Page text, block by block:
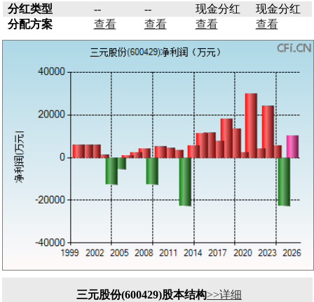
分红类型
-- -- 现金分红
现金分红
分配方案
查看 查看 查看 查看
三元股份(600429)股本结构>>详细